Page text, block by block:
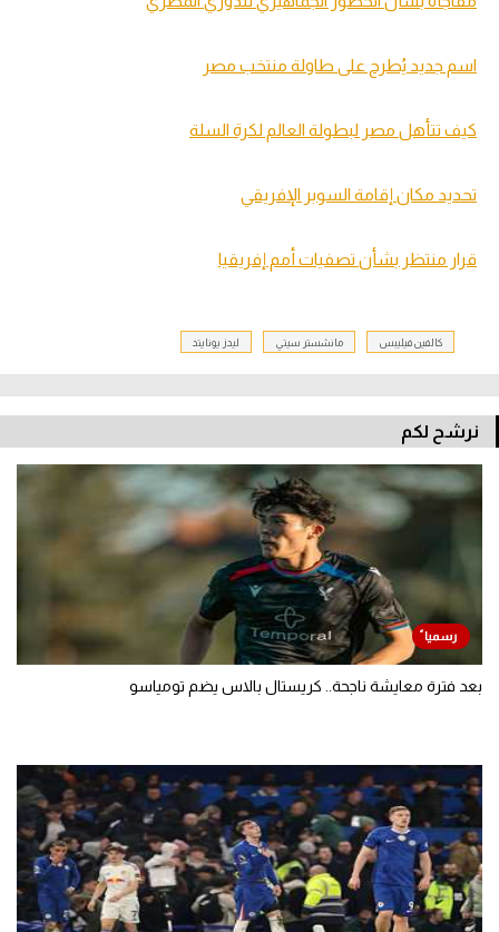
اسم جديد يُطرح على طاولة منتخب مصر
كيف تتأهل مصر لبطولة العالم لكرة السلة
تحديد مكان إقامة السوبر الإفريقي
قرار منتظر بشأن تصفيات أمم إفريقيا
كالفين فيليبس مانشستر سيتي ليدز يونايتد
نرشح لكم
بعد فترة معايشة ناجحة.. كريستال بالاس يضم تومياسو